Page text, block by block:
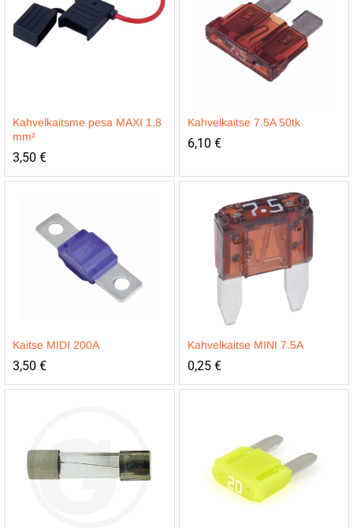
Kahvelkaitsme pesa MAXI 1,8
mm²
3,50 €
Kahvelkaitse 7.5A 50tk
6,10 €
Kaitse MIDI 200A
3,50 €
Kahvelkaitse MINI 7.5A
0,25 €